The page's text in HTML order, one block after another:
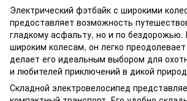
Электрический фэтбайк с широкими
предоставляет возможность
гладкому асфальту, но и по бездорожью.
широким колесам, он легко
делает его идеальным выбором для
и любителей приключений в дикой
Складной электровелосипед